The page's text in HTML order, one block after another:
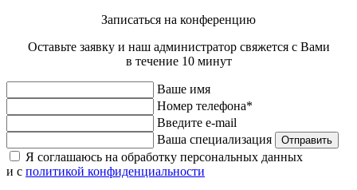
Записаться на конференцию
Оставьте заявку и наш администратор свяжется с Вами
в течение 10 минут
Ваше имя
Номер телефона*
Введите e-mail
Ваша специализация
Отправить
Я соглашаюсь на обработку персональных данных
и с политикой конфиденциальности